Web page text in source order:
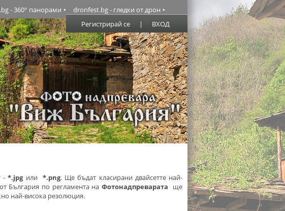
- 360° панорами
dronfest.bg - гледки от дрон
Регистрирай се
| ВХОД
-*.jpgили*.png. Ще бъдат класирани двайсетте най-
България по регламента на Фотонадпреварата ще
най-висока резолюция.